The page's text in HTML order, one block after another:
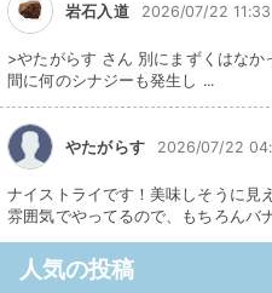
岩石入道 2026/07/22 11:33
>やたがらす さん 別にまずくはな
間に何のシナジーも発生し ...
やたがらす 2026/07/22
ナイストライです！美味しそうに見
雰囲気でやってるので、もちろんバ
人気の投稿